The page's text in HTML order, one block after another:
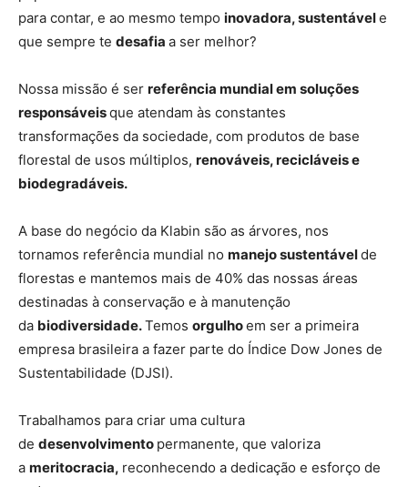
para contar, e ao mesmo tempo inovadora, sustentávele
que sempre te desafia a ser melhor?
Nossa missão é ser referência mundial em soluções
responsáveisque atendam às constantes
transformações da sociedade, com produtos de base
florestal de usos múltiplos, renováveis, recicláveis e
biodegradáveis.
A base do negócio da Klabin são as árvores, nos
tornamos referência mundial no manejo sustentávelde
florestas e mantemos mais de 40% das nossas áreas
destinadas à conservação e à manutenção
da biodiversidade.Temos orgulhoem ser a primeira
empresa brasileira a fazer parte do Índice Dow Jones de
Sustentabilidade (DJSI).
Trabalhamos para criar uma cultura
de desenvolvimento permanente, que valoriza
a meritocracia, reconhecendo a dedicação e esforço de